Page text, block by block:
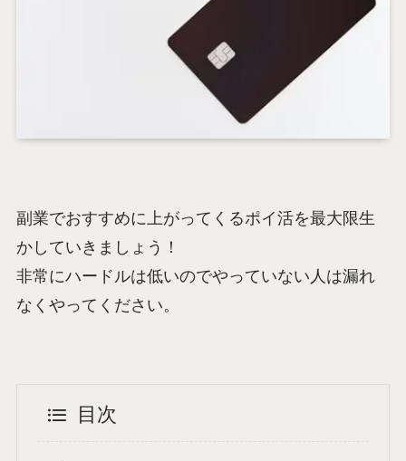
副業でおすすめに上がってくるポイ活を最大限生
かしていきましょう！
非常にハードルは低いのでやっていない人は漏れ
なくやってください。
目次